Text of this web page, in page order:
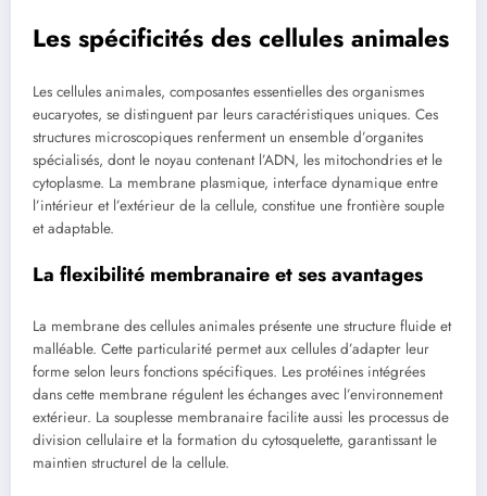
Les spécificités des cellules animales
Les cellules animales, composantes essentielles des organismes
eucaryotes, se distinguent par leurs caractéristiques uniques. Ces
structures microscopiques renferment un ensemble d’organites
spécialisés, dont le noyau contenant l’ADN, les mitochondries et le
cytoplasme. La membrane plasmique, interface dynamique entre
l’intérieur et l’extérieur de la cellule, constitue une frontière souple
et adaptable.
La flexibilité membranaire et ses avantages
La membrane des cellules animales présente une structure fluide et
malléable. Cette particularité permet aux cellules d’adapter leur
forme selon leurs fonctions spécifiques. Les protéines intégrées
dans cette membrane régulent les échanges avec l’environnement
extérieur. La souplesse membranaire facilite aussi les processus de
division cellulaire et la formation du cytosquelette, garantissant le
maintien structurel de la cellule.